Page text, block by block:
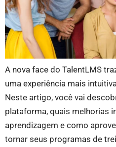
A nova face do TalentLMS
uma experiência mais
Neste artigo, você vai
plataforma, quais melhorias
aprendizagem e como
tornar seus programas de